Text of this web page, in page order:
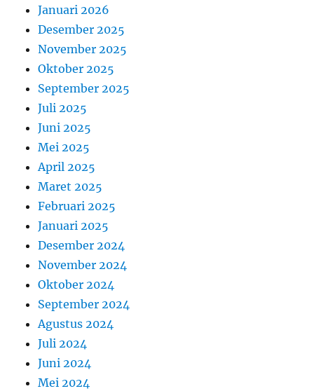
Januari 2026
Desember 2025
November 2025
Oktober 2025
September 2025
Juli 2025
Juni 2025
Mei 2025
April 2025
Maret 2025
Februari 2025
Januari 2025
Desember 2024
November 2024
Oktober 2024
September 2024
Agustus 2024
Juli 2024
Juni 2024
Mei 2024